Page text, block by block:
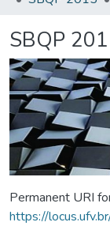
SBQP
Permanent URI
https://